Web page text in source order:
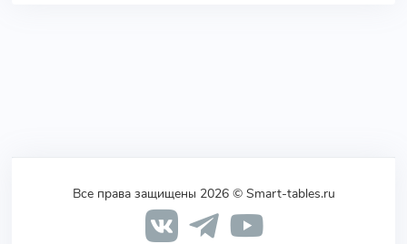
Все права защищены 2026 © Smart-tables.ru